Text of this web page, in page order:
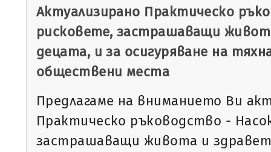
Актуализирано Практическо
рисковете, застрашаващи
децата, и за осигуряване на
обществени места
Предлагаме на вниманието Ви
Практическо ръководство -
застрашаващи живота и